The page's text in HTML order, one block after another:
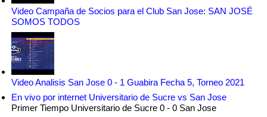
Video Campaña de Socios para el Club San Jose: SAN JOSÉ
SOMOS TODOS
Video Analisis San Jose 0 - 1 Guabira Fecha 5, Torneo 2021
En vivo por internet Universitario de Sucre vs San Jose
Primer Tiempo Universitario de Sucre 0 - 0 San Jose